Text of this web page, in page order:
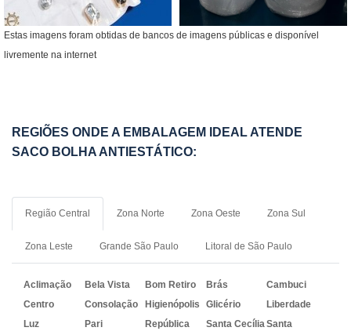
Estas imagens foram obtidas de bancos de imagens públicas e disponível
livremente na internet
REGIÕES ONDE A EMBALAGEM IDEAL ATENDE
SACO BOLHA ANTIESTÁTICO:
Região Central Zona Norte Zona Oeste Zona Sul
Zona Leste Grande São Paulo Litoral de São Paulo
Aclimação Bela Vista Bom Retiro Brás
Cambuci
Centro
Consolação Higienópolis Glicério
Liberdade
Luz
Pari República Santa CecíliaSanta